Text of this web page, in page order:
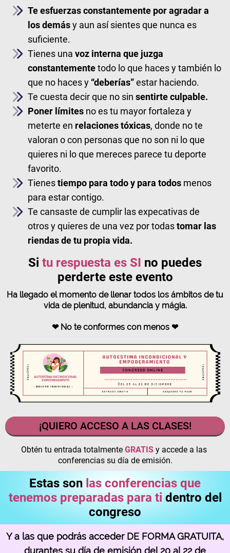
Te esfuerzas constantemente por agradar a
los demásy aun así sientes que nunca es
suficiente.
Tienes una voz interna que juzga
constantementetodo lo que haces y también lo
que no haces y “deberías”estar haciendo.
Te cuesta decir que no sin sentirte culpable.
Poner límites no es tu mayor fortaleza y
meterte en relaciones tóxicas, donde no te
valoran o con personas que no son ni lo que
quieres ni lo que mereces parece tu deporte
favorito.
Tienestiempo para todo y para todos menos
para estar contigo.
Te cansaste de cumplir las expecativas de
otros y quieres de una vez por todastomar las
riendas de tu propia vida.
Si tu respuesta es SI no puedes
perderte este evento
Ha llegado el momento de llenar todos los ámbitos de tu
vida de plenitud, abundancia y mágia.
❤ No te conformes con menos ❤
¡QUIERO ACCESO A LAS CLASES!
Obtén tu entrada totalmente GRATIS y accede a las
conferencias su día de emisión.
Estas son las conferencias que
tenemos preparadas para ti dentro del
congreso
Y a las que podrás acceder DE FORMA GRATUITA,
durantes su día de emisión del 20 al 22 de